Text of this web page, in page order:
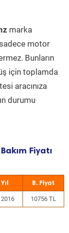
marka
sadece motor
Bunların
için toplamda
aracınıza
durumu
Fiyatı
Yıl
2016 10756 TL